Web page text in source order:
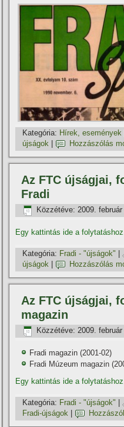
Kategória: Hí­rek, események
újságok
Hozzászólás
Az FTC újságjai,
Fradi
Közzétéve: 2009.
Egy kattintás ide a
Kategória: Fradi - "újságok" |
újságok
Hozzászólás
Az FTC újságjai,
magazin
Közzétéve: 2009.
Fradi magazin (2001-02)
Fradi Múzeum magazin
Egy kattintás ide a
Kategória: Fradi - "újságok" |
Fradi-újságok